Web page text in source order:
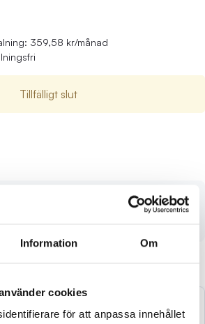
Information Om
cookies
för att anpassa innehållet
359,58 kr/månad
Tillfälligt slut
PRO-36, PRO-40, PRO-51